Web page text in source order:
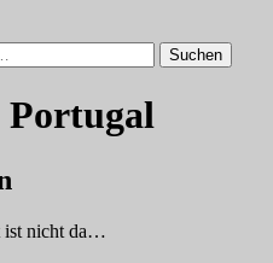
Portugal
ist nicht da…